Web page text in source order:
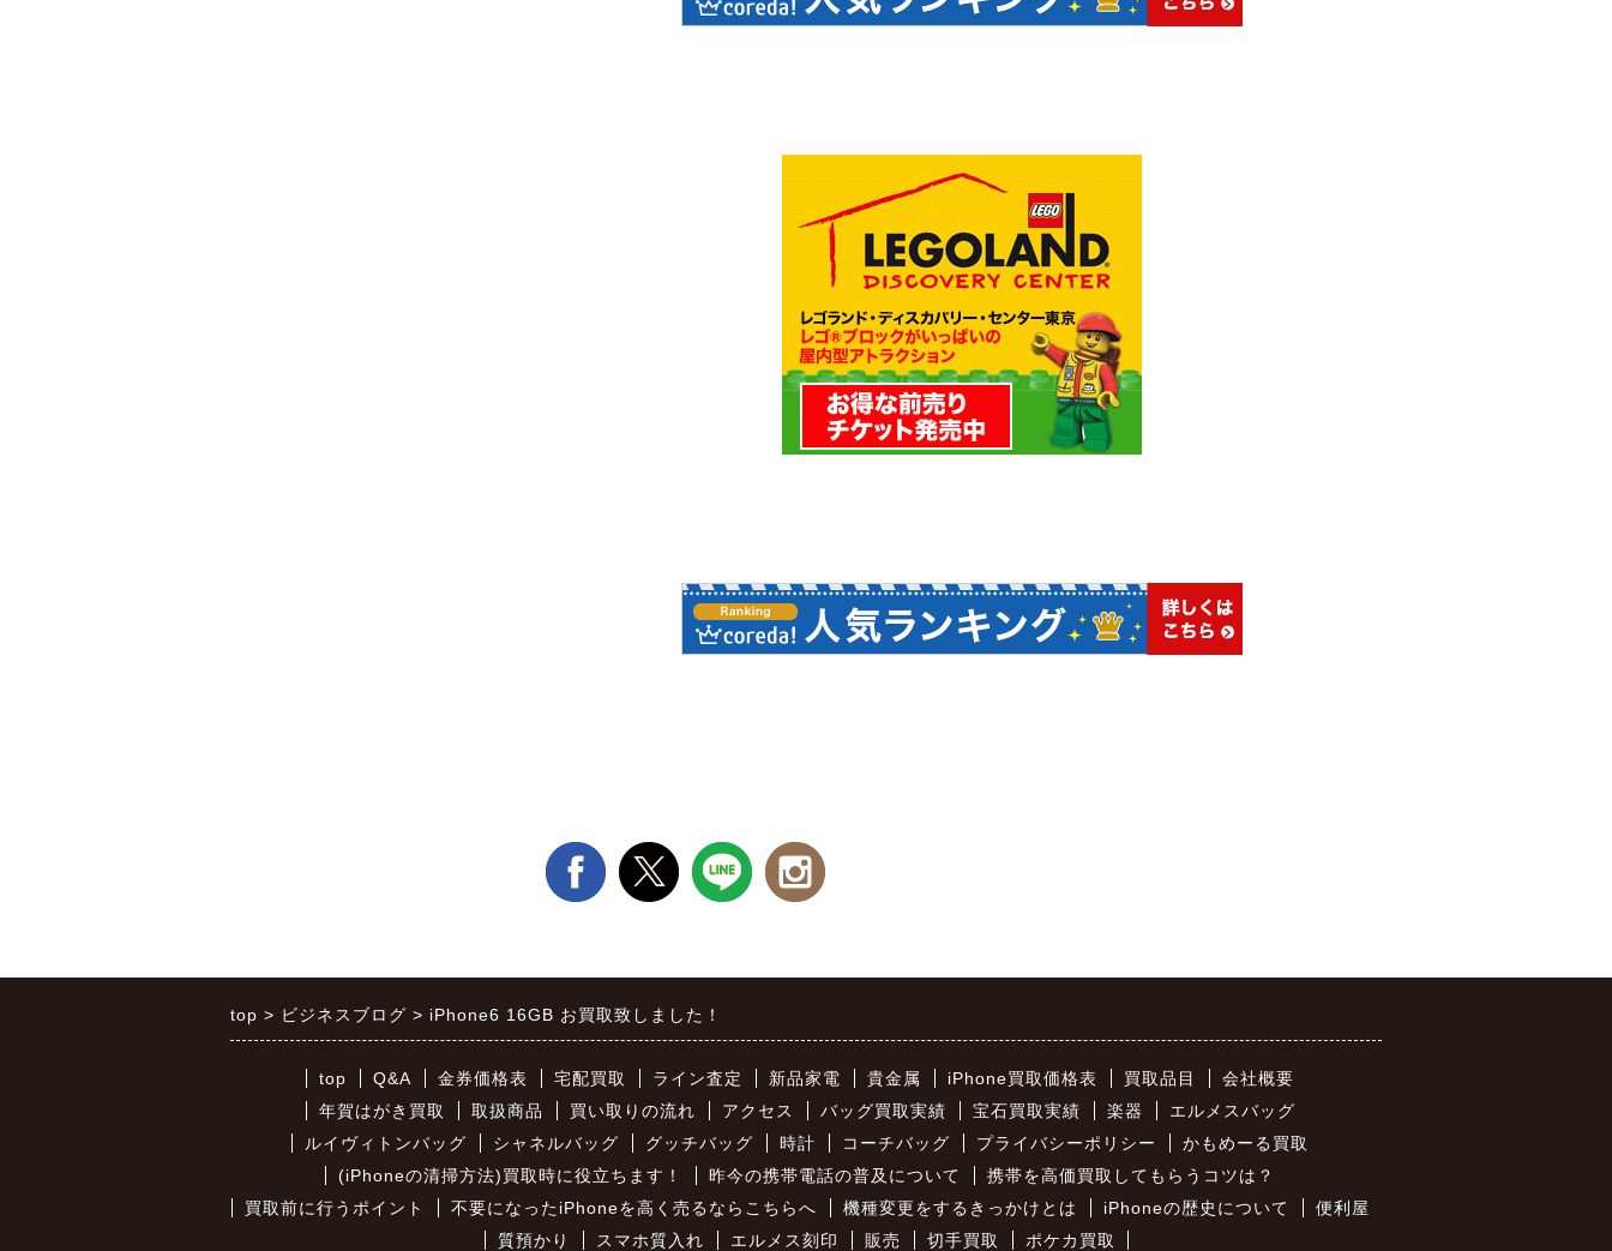
top ビジネスブログ iPhone6 16GB お買取致しました！
top Q&A 金券価格表 宅配買取 ライン査定 新品家電 貴金属 iPhone買取価格表 買取品目
会社概要
年賀はがき買取
取扱商品 買い取りの流れ アクセス バッグ買取実績 宝石買取実績 楽器
エルメスバッグ
ルイヴィトンバッグ
シャネルバッグ グッチバッグ 時計 コーチバッグ プライバシーポリシー
かもめーる買取
(iPhoneの清掃方法)買取時に役立ちます！
昨今の携帯電話の普及について
携帯を高価買取してもらうコツは？
買取前に行うポイント
不要になったiPhoneを高く売るならこちらへ 機種変更をするきっかけとは iPhoneの歴史について
便利屋
質預かり
スマホ質入れ エルメス刻印 販売 切手買取 ポケカ買取